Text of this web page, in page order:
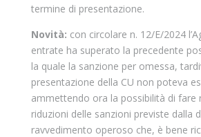
termine di presentazione.
Novità: con circolare n. 12/E/2024
entrate ha superato la precedente
la quale la sanzione per omessa,
presentazione della CU non poteva
ammettendo ora la possibilità di fare
riduzioni delle sanzioni previste dalla
ravvedimento operoso che, è bene